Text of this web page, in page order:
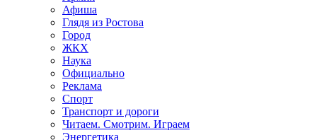
Афиша
Глядя из Ростова
Город
ЖКХ
Наука
Официально
Реклама
Спорт
Транспорт и дороги
Читаем. Смотрим. Играем
Энергетика